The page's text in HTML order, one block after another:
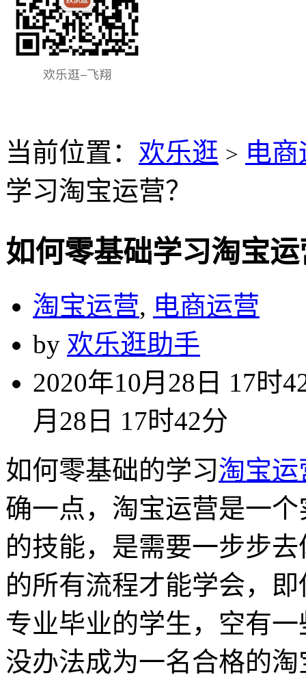
当前位置： 欢乐逛 > 电
学习淘宝运营？
如何零基础学习淘宝
淘宝运营, 电商运营
by 欢乐逛助手
2020年10月28日 17时
月28日 17时42分
如何零基础的学习淘宝运
确一点，淘宝运营是一
的技能，是需要一步步
的所有流程才能学会，即
专业毕业的学生，空有
没办法成为一名合格的